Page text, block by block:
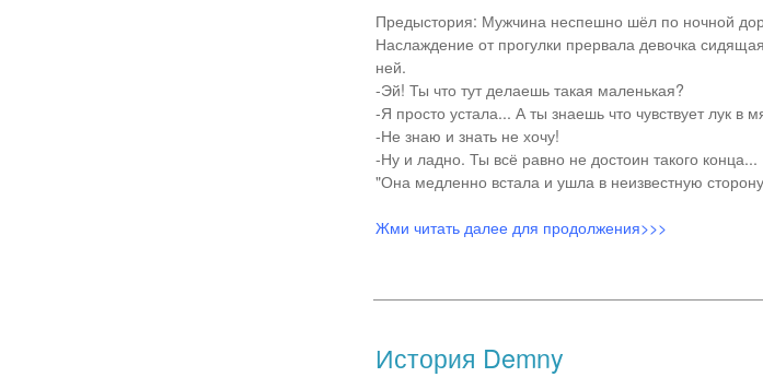
Предыстория: Мужчина неспешно шёл по ночной
Наслаждение от прогулки прервала девочка
ней.
-Эй! Ты что тут делаешь такая маленькая?
-Я просто устала... А ты знаешь что чувствует лук в
-Не знаю и знать не хочу!
-Ну и ладно. Ты всё равно не достоин такого конца...
"Она медленно встала и ушла в неизвестную
Жми читать далее для продолжения>>>
История Demny